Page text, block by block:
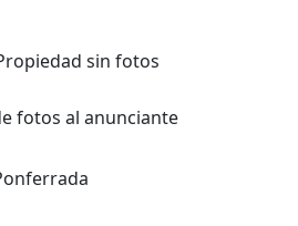
sin fotos
fotos al anunciante